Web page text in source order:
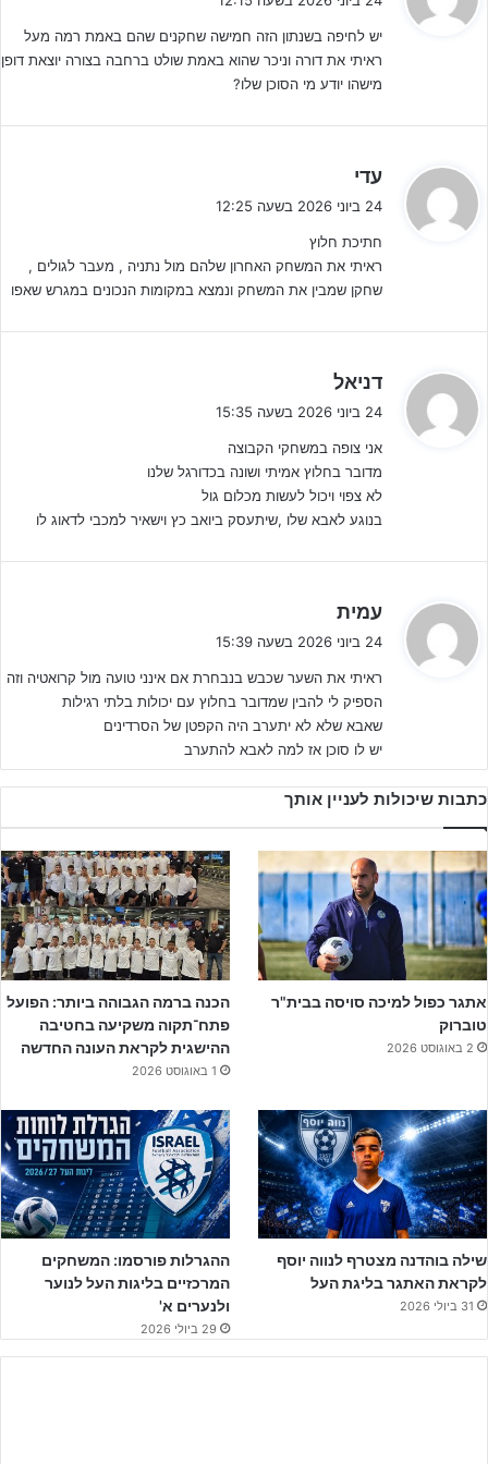
הצלחת".
מכבי חיפה אלופת ליגת נערים ב' על עונת 25-26 (יח"צ)
מה המשמעות של האליפות הזו מבחינתך, במיוחד כשסיימת כמלך
השערים של הקבוצה ושל הליגה כולה?
"האליפות הזו חשובה לכל הקבוצה. כשאתה במכבי חיפה, אתה תמיד
שואף למקום הראשון, ואני שמח מאוד שעמדנו במטרה שהצבנו לעצמנו.
לגבי היכולת האישית שלי, אני מרגיש שאני משתפר כל הזמן, וזה כמובן
למתוקה במיוחד".
כמה ההתנסות הזו חישלה אותך לקראת האתגר שמחכה לך בעונה
"ההתנסות בנערים א' בהחלט מחשלת, ואני מרגיש שהיא תרמה לי מאוד.
גם מבחינה פיזית זו מדרגה מעל, וגם מבחינה מנטלית — להשתלב
בקבוצת גיל גדולה ממני, להתמודד בסביבה פחות מוכרת ועם שחקנים
שלא גדלתי איתם. זו חוויה שנתנה לי הרבה לקראת ההמשך".
זכית גם לייצג את נבחרת נערים ב' בטורניר ידידות. שתף על
ההתנסות הבינלאומית שחווית
"נבחרת ישראל זה משהו מיוחד בשבילי. עצם העובדה שזכיתי לייצג את
המדינה בתקופה כל כך מורכבת היא כבר בונוס מטורף. מעבר לזה, זו
כמובן התמודדות שמחזקת אותך פיזית ומנטלית — גם מול השחקנים הכי
ב
יש לחיפה בשנתון הזה חמישה שחקנים שהם באמת רמה מעל
ראיתי את דורה וניכר שהוא באמת שולט ברחבה בצורה יוצאת דופן
מישהו יודע מי הסוכן שלו?
עדי
ב
:
24 ביוני 2026 בשעה 12:25
חתיכת חלוץ
ראיתי את המשחק האחרון שלהם מול נתניה , מעבר לגולים ,
שחקן שמבין את המשחק ונמצא במקומות הנכונים במגרש שאפו
דניאל
ג
ב
:
24 ביוני 2026 בשעה 15:35
אני צופה במשחקי הקבוצה
מדובר בחלוץ אמיתי ושונה בכדורגל שלנו
לא צפוי ויכול לעשות מכלום גול
בנוגע לאבא שלו ,שיתעסק ביואב כץ וישאיר למכבי לדאוג לו
עמית
ב
:
24 ביוני 2026 בשעה 15:39
ראיתי את השער שכבש בנבחרת אם אינני טועה מול קרואטיה וזה
הספיק לי להבין שמדובר בחלוץ עם יכולות בלתי רגילות
שאבא שלא לא יתערב היה הקפטן של הסרדינים
יש לו סוכן אז למה לאבא להתערב
כתבות שיכולות לעניין אותך
אתגר כפול למיכה סויסה בבית"ר
טוברוק
2 באוגוסט 2026
הכנה ברמה הגבוהה ביותר: הפועל
פתח־תקוה משקיעה בחטיבה
ההישגית לקראת העונה החדשה
1 באוגוסט 2026
שילה בוהדנה מצטרף לנווה יוסף
לקראת האתגר בליגת העל
31 ביולי 2026
ההגרלות פורסמו: המשחקים
המרכזיים בליגות העל לנוער
ולנערים א'
29 ביולי 2026